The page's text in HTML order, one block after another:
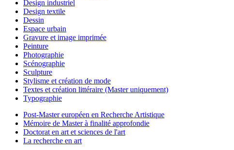
Design industriel
Design textile
Dessin
Espace urbain
Gravure et image imprimée
Peinture
Photographie
Scénographie
Sculpture
Stylisme et création de mode
Textes et création littéraire (Master uniquement)
Typographie
Post-Master européen en Recherche Artistique
Mémoire de Master à finalité approfondie
Doctorat en art et sciences de l'art
La recherche en art